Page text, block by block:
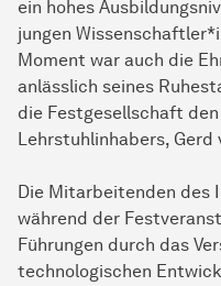
ein hohes
jungen
Moment war auch die
anlässlich seines
die Festgesellschaft
Lehrstuhlinhabers, Gerd
Die Mitarbeitenden des
während der
Führungen durch das
technologischen